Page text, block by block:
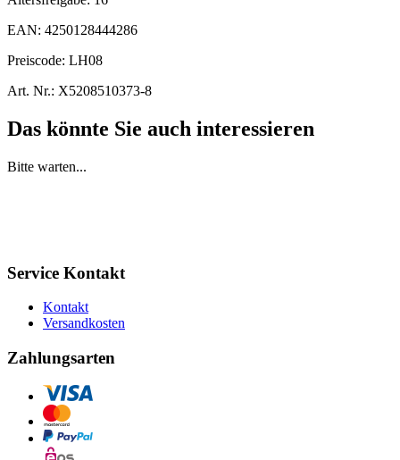
EAN: 4250128444286
Preiscode: LH08
Art. Nr.: X5208510373-8
Das könnte Sie auch interessieren
Bitte warten...
Service Kontakt
Kontakt
Versandkosten
Zahlungsarten